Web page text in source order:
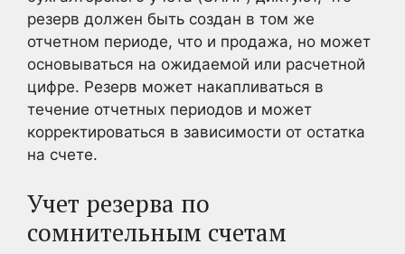
резерв должен быть создан в том же
отчетном периоде, что и продажа, но может
основываться на ожидаемой или расчетной
цифре. Резерв может накапливаться в
течение отчетных периодов и может
корректироваться в зависимости от остатка
на счете.
Учет резерва по
сомнительным счетам